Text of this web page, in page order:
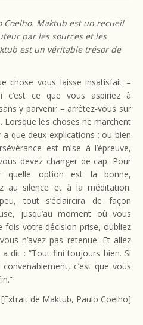
Coelho. Maktub est un recueil
par les sources et les
est un véritable trésor de
chose vous laisse insatisfait –
c’est ce que vous aspiriez à
y parvenir – arrêtez-vous sur
Lorsque les choses ne marchent
a que deux explications : ou bien
est mise à l’épreuve,
devez changer de cap. Pour
quelle option est la bonne,
au silence et à la méditation.
tout s’éclaircira de façon
jusqu’au moment où vous
fois votre décision prise, oubliez
n’avez pas retenue. Et allez
a dit : “Tout fini toujours bien. Si
c’est que vous
[Extrait de Maktub, Paulo Coelho]